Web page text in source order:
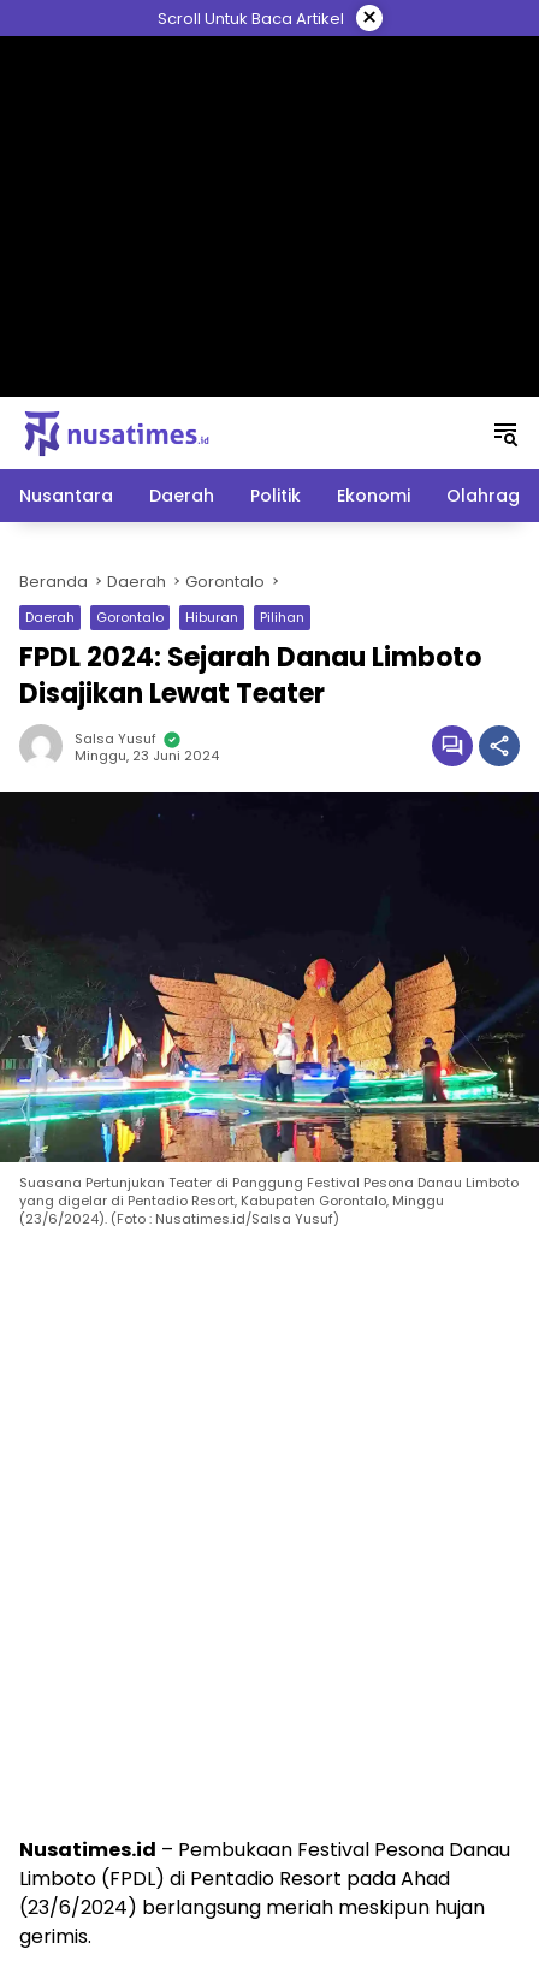
ke
Scroll Untuk Baca Artikel ×
Nusantara Daerah Politik Ekonomi Olahraga
Beranda Daerah Gorontalo
Daerah Gorontalo Hiburan Pilihan
FPDL 2024: Sejarah Danau Limboto
Disajikan Lewat Teater
Salsa Yusuf
Minggu, 23 Juni 2024
Suasana Pertunjukan Teater di Panggung Festival Pesona Danau Limboto
yang digelar di Pentadio Resort, Kabupaten Gorontalo, Minggu
(23/6/2024). (Foto : Nusatimes.id/Salsa Yusuf)
Nusatimes.id – Pembukaan Festival Pesona Danau
Limboto (FPDL) di Pentadio Resort pada Ahad
(23/6/2024) berlangsung meriah meskipun hujan
gerimis.